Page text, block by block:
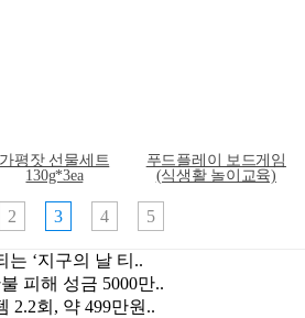
가평잣 선물세트
130g*3ea
푸드플레이 보드게임
(식생활 놀이교육)
2 3 4 5
는 ‘지구의 날 티..
피해 성금 5000만..
2.2회, 약 499만원..